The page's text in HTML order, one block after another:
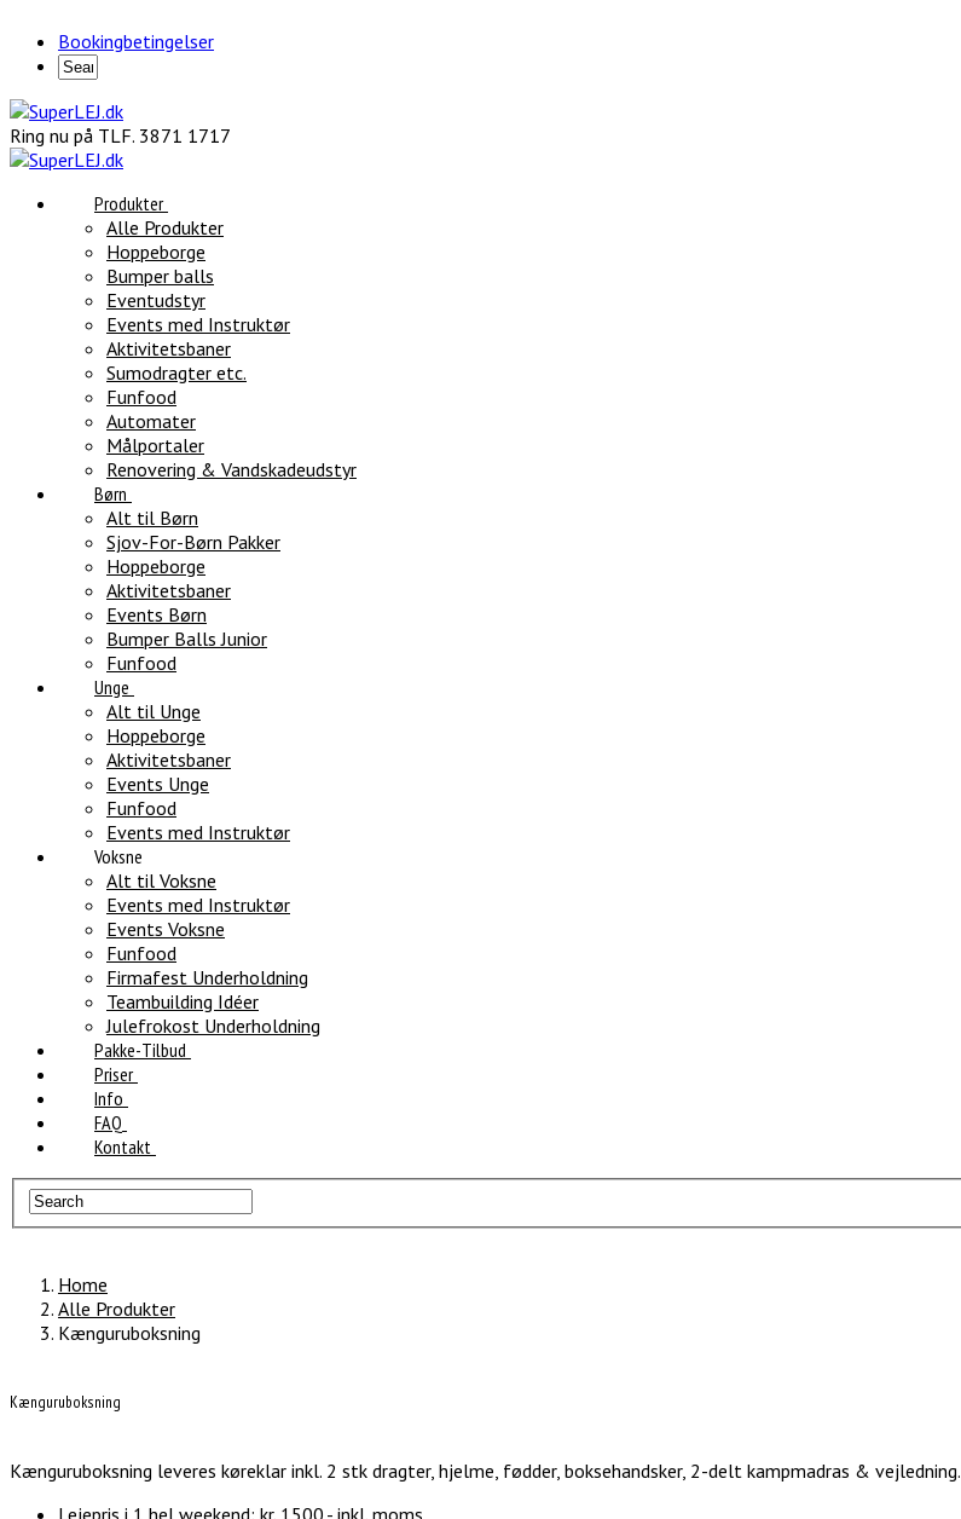
Bookingbetingelser
Ring nu på TLF. 3871 1717
Produkter
Alle Produkter
Hoppeborge
Bumper balls
Eventudstyr
Events med Instruktør
Aktivitetsbaner
Sumodragter etc.
Funfood
Automater
Målportaler
Renovering & Vandskadeudstyr
Børn
Alt til Børn
Sjov-For-Børn Pakker
Hoppeborge
Aktivitetsbaner
Events Børn
Bumper Balls Junior
Funfood
Unge
Alt til Unge
Hoppeborge
Aktivitetsbaner
Events Unge
Funfood
Events med Instruktør
Voksne
Alt til Voksne
Events med Instruktør
Events Voksne
Funfood
Firmafest Underholdning
Teambuilding Idéer
Julefrokost Underholdning
Pakke-Tilbud
Priser
Info
FAQ
Kontakt
Home
Alle Produkter
Kænguruboksning
Kænguruboksning
Kænguruboksning leveres køreklar inkl. 2 stk dragter, hjelme, fødder, boksehandsker, 2-delt kampmadras & vejledning.
Lejepris i 1 hel weekend: kr. 1500,- inkl. moms